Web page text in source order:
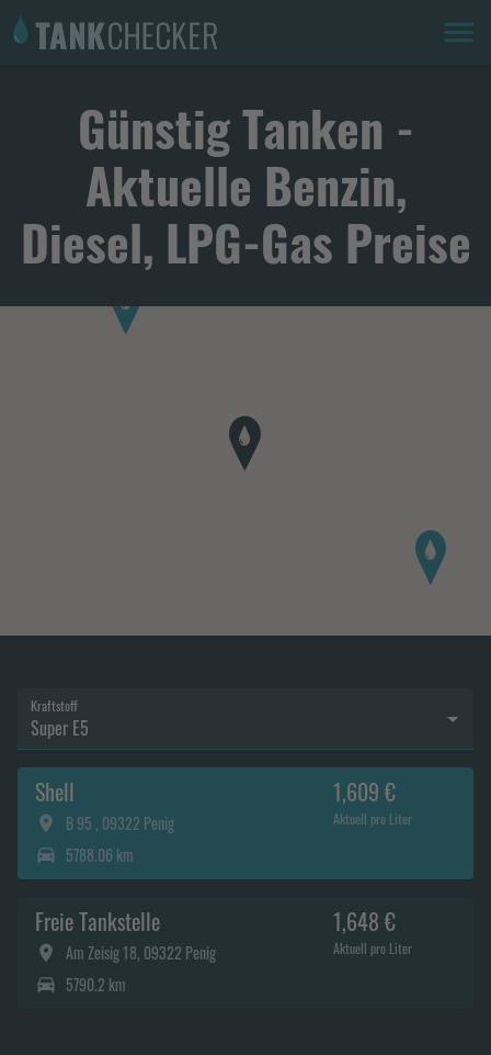
Günstig Tanken -
Aktuelle Benzin,
Diesel, LPG-Gas Preise
Kraftstoff
Super E5
Shell
B 95 , 09322 Penig
5788.06 km
1,609 €
Aktuell pro Liter
Freie Tankstelle
Am Zeisig 18, 09322 Penig
5790.2 km
1,648 €
Aktuell pro Liter